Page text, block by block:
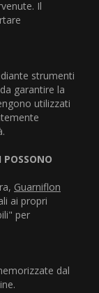
Il
strumenti
garantire la
utilizzati
Guarniflon
ai propri
per
dal